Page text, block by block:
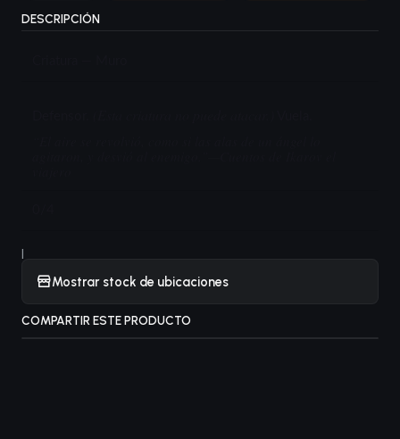
DESCRIPCIÓN
|
Mostrar stock de ubicaciones
COMPARTIR ESTE PRODUCTO